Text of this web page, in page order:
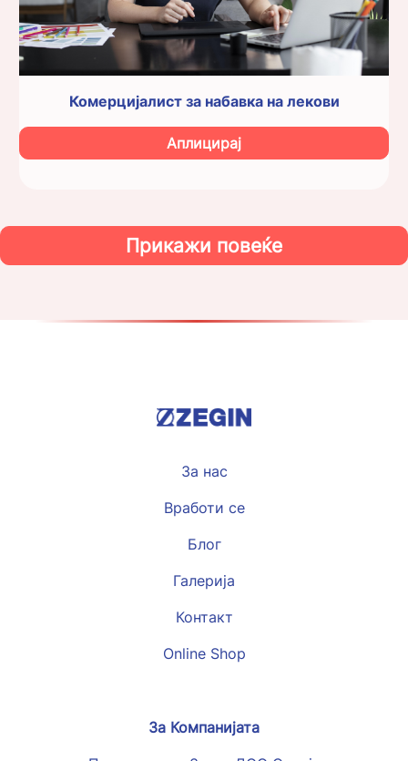
Комерцијалист за набавка на лекови
Аплицирај
Прикажи повеќе
За нас
Вработи се
Блог
Галерија
Контакт
Online Shop
За Компанијата